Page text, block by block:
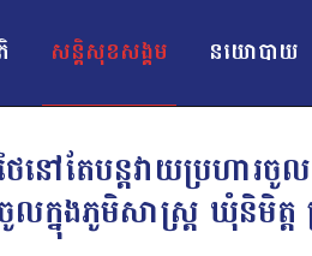
សន្តិសុខសង្គម នយោបាយ
តែបន្តវាយប្រហារចូ
លក្នុងភូមិសាស្ត្រ ឃុំនិមិត្